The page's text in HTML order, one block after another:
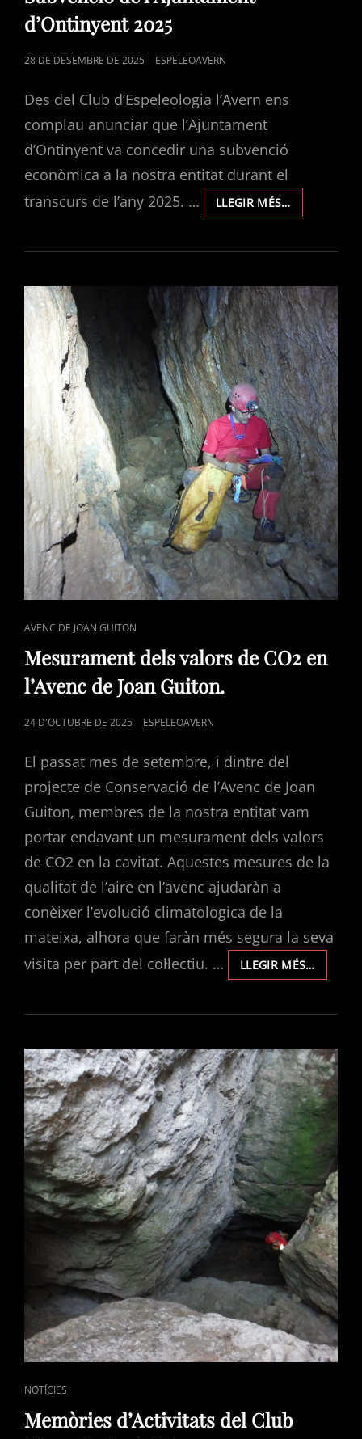
d’Ontinyent 2025
POSTED
28 DE DESEMBRE DE 2025 ESPELEOAVERN
Des del Club d’Espeleologia l’Avern ens
complau anunciar que l’Ajuntament
d’Ontinyent va concedir una subvenció
econòmica a la nostra entitat durant el
transcurs de l’any 2025. …
LLEGIR MÉS…SUBVENCIÓ
DE
CAT
LINKS
AVENC DE JOAN GUITON
Mesurament dels valors de CO2 en
l’Avenc de Joan Guiton.
POSTED
24 D'OCTUBRE DE 2025 ESPELEOAVERN
El passat mes de setembre, i dintre del
projecte de Conservació de l’Avenc de Joan
Guiton, membres de la nostra entitat vam
portar endavant un mesurament dels valors
de CO2 en la cavitat. Aquestes mesures de la
qualitat de l’aire en l’avenc ajudaràn a
conèixer l’evolució climatologica de la
mateixa, alhora que faràn més segura la seva
visita per part del col·lectiu. …
LLEGIR MÉS…
DELS
DE
EN
L’AVENC
DE
JOAN
CAT
LINKS
NOTÍCIES
Memòries d’Activitats del Club